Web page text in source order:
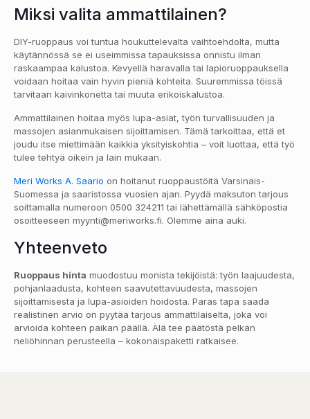
Miksi valita ammattilainen?
DIY-ruoppaus voi tuntua houkuttelevalta vaihtoehdolta, mutta
käytännössä se ei useimmissa tapauksissa onnistu ilman
raskaampaa kalustoa. Kevyellä haravalla tai lapioruoppauksella
voidaan hoitaa vain hyvin pieniä kohteita. Suuremmissa töissä
tarvitaan kaivinkonetta tai muuta erikoiskalustoa.
Ammattilainen hoitaa myös lupa-asiat, työn turvallisuuden ja
massojen asianmukaisen sijoittamisen. Tämä tarkoittaa, että et
joudu itse miettimään kaikkia yksityiskohtia – voit luottaa, että työ
tulee tehtyä oikein ja lain mukaan.
Meri Works A. Saario on hoitanut ruoppaustöitä Varsinais-
Suomessa ja saaristossa vuosien ajan. Pyydä maksuton tarjous
soittamalla numeroon 0500 324211 tai lähettämällä sähköpostia
osoitteeseen myynti@meriworks.fi. Olemme aina auki.
Yhteenveto
Ruoppaus hinta muodostuu monista tekijöistä: työn laajuudesta,
pohjanlaadusta, kohteen saavutettavuudesta, massojen
sijoittamisesta ja lupa-asioiden hoidosta. Paras tapa saada
realistinen arvio on pyytää tarjous ammattilaiselta, joka voi
arvioida kohteen paikan päällä. Älä tee päätöstä pelkän
neliöhinnan perusteella – kokonaispaketti ratkaisee.